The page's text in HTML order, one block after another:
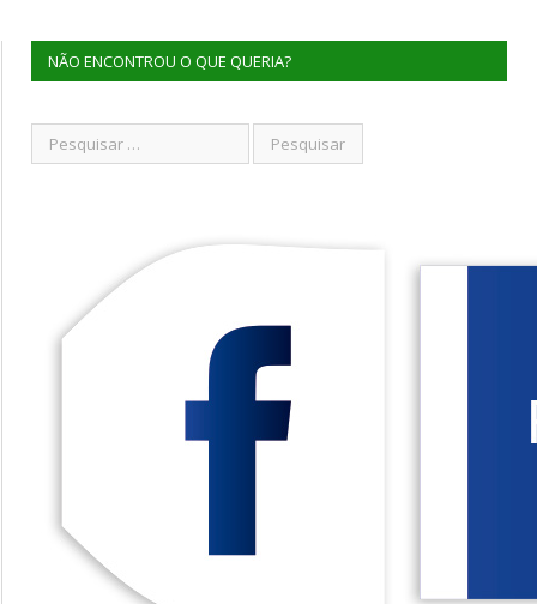
NÃO ENCONTROU O QUE QUERIA?